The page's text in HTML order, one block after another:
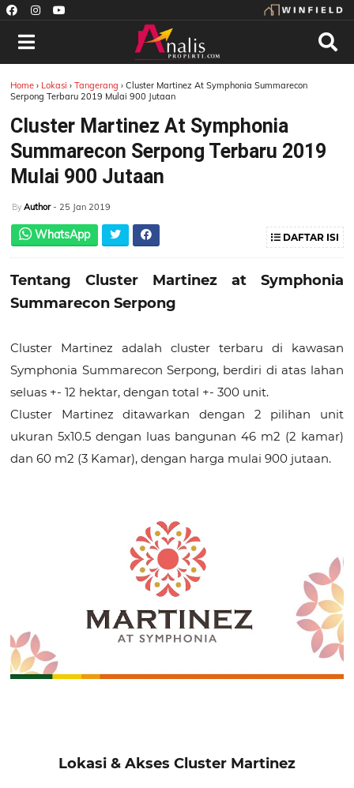
Home › Lokasi › Tangerang› Cluster Martinez At Symphonia Summarecon
Serpong Terbaru 2019 Mulai 900 Jutaan
Cluster Martinez At Symphonia
Summarecon Serpong Terbaru 2019
Mulai 900 Jutaan
By Author - 25 Jan 2019
WhatsApp DAFTAR ISI
Tentang Cluster Martinez at Symphonia
Summarecon Serpong
Cluster Martinez adalah cluster terbaru di kawasan
Symphonia Summarecon Serpong, berdiri di atas lahan
seluas +- 12 hektar, dengan total +- 300 unit.
Cluster Martinez ditawarkan dengan 2 pilihan unit
ukuran 5x10.5 dengan luas bangunan 46 m2 (2 kamar)
dan 60 m2 (3 Kamar), dengan harga mulai 900 jutaan.
Lokasi & Akses Cluster Martinez